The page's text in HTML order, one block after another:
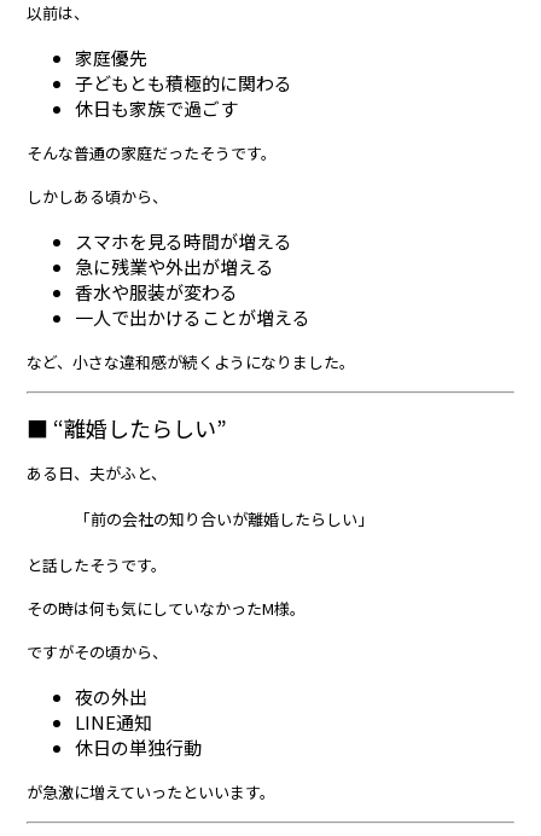
以前は、
家庭優先
子どもとも積極的に関わる
休日も家族で過ごす
そんな普通の家庭だったそうです。
しかしある頃から、
スマホを見る時間が増える
急に残業や外出が増える
香水や服装が変わる
一人で出かけることが増える
など、小さな違和感が続くようになりました。
■ “離婚したらしい”
ある日、夫がふと、
「前の会社の知り合いが離婚したらしい」
と話したそうです。
その時は何も気にしていなかったM様。
ですがその頃から、
夜の外出
LINE通知
休日の単独行動
が急激に増えていったといいます。